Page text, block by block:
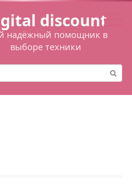
discount
надёжный помощник в
выборе техники